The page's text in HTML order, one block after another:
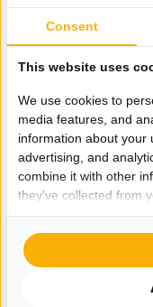
Wij
Ontvang de
Consent
This website uses
We use cookies to
media features, and
information about your
advertising, and
combine it with other
they've collected from